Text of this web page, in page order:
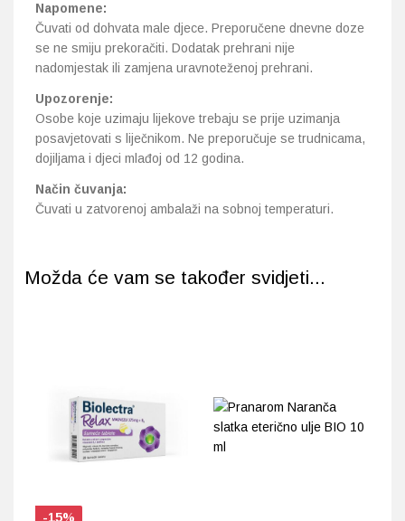
Napomene:
Čuvati od dohvata male djece. Preporučene dnevne doze
se ne smiju prekoračiti. Dodatak prehrani nije
nadomjestak ili zamjena uravnoteženoj prehrani.
Upozorenje:
Osobe koje uzimaju lijekove trebaju se prije uzimanja
posavjetovati s liječnikom. Ne preporučuje se trudnicama,
dojiljama i djeci mlađoj od 12 godina.
Način čuvanja:
Čuvati u zatvorenoj ambalaži na sobnoj temperaturi.
Možda će vam se također svidjeti...
-15%